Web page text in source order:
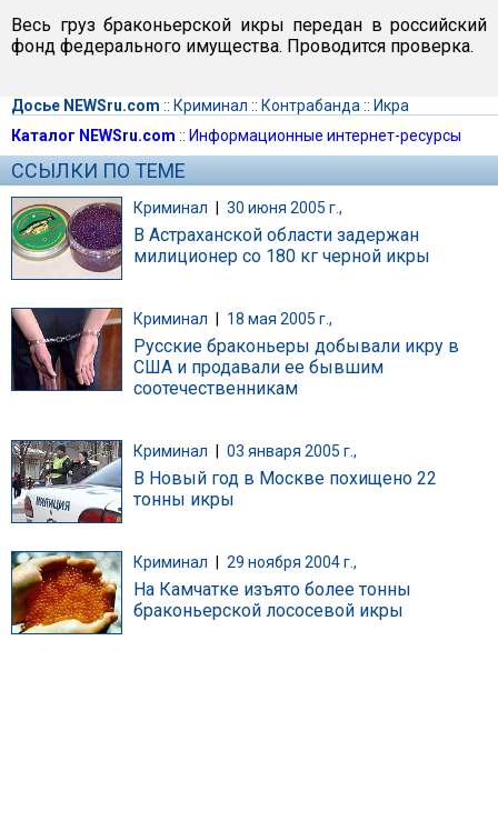
Весь груз браконьерской икры передан в российский
фонд федерального имущества. Проводится проверка.
Досье NEWSru.com :: Криминал :: Контрабанда :: Икра
Каталог NEWSru.com :: Информационные интернет-ресурсы
ССЫЛКИ ПО ТЕМЕ
Криминал | 30 июня 2005 г.,
В Астраханской области задержан
милиционер со 180 кг черной икры
Криминал 18 мая 2005 г.,
Русские браконьеры добывали икру в
США и продавали ее бывшим
соотечественникам
Криминал 03 января 2005 г.,
В Новый год в Москве похищено 22
тонны икры
Криминал 29 ноября 2004 г.,
На Камчатке изъято более тонны
браконьерской лососевой икры